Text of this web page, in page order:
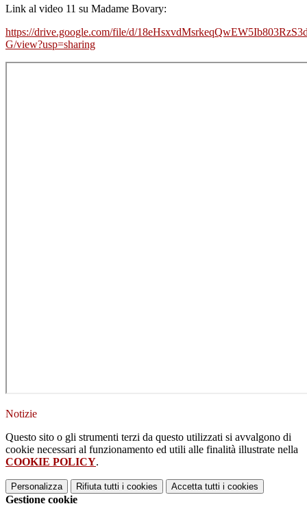
Link al video 11 su Madame Bovary:
https://drive.google.com/file/d/
G/view?usp=sharing
Notizie
Questo sito o gli strumenti terzi da questo utilizzati si avvalgono di
cookie necessari al funzionamento ed utili alle finalità illustrate nella
COOKIE POLICY.
Personalizza Rifiuta tutti i cookies Accetta tutti i cookies
Gestione cookie